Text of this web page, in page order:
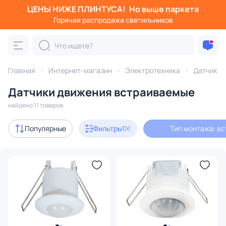
ЦЕНЫ НИЖЕ ПЛИНТУСА! Но выше паркета
Горячая распродажа светильников
Главная Интернет-магазин Электротехника Датчики
Датчики движения встраиваемые
найдено 11 товаров
Популярные Фильтры1 Тип монтажа:
Фильтры
Категория:
Розетки Рамки Выключатели Трансформаторы
В наличии 8
До